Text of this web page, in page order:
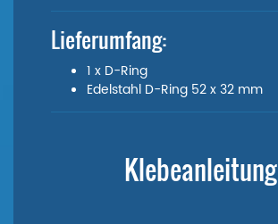
Lieferumfang:
1 x D-Ring
Edelstahl D-Ring 52 x 32 mm
Klebeanleitung